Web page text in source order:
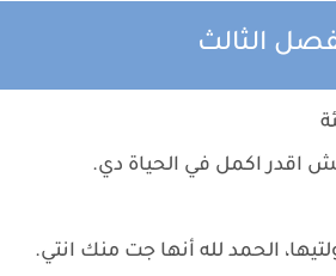
الثالث
اقدر اكمل في الحياة دي.
الحمد لله أنها جت منك انتي.